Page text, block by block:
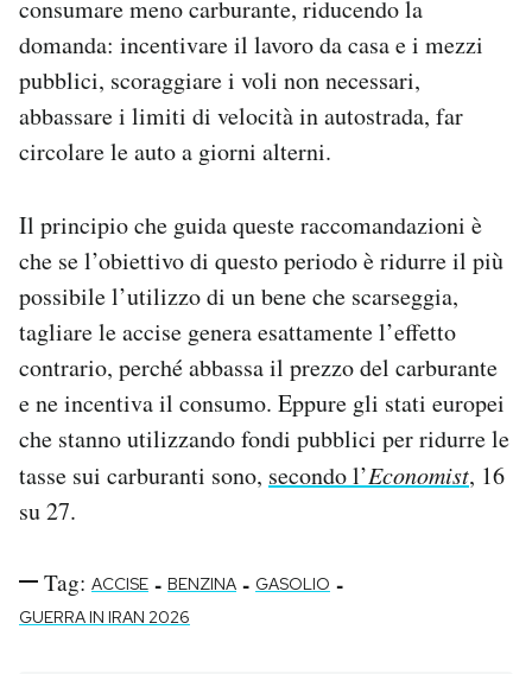
consumare meno carburante, riducendo la
domanda: incentivare il lavoro da casa e i mezzi
pubblici, scoraggiare i voli non necessari,
abbassare i limiti di velocità in autostrada, far
circolare le auto a giorni alterni.
Il principio che guida queste raccomandazioni è
che se l’obiettivo di questo periodo è ridurre il più
possibile l’utilizzo di un bene che scarseggia,
tagliare le accise genera esattamente l’effetto
contrario, perché abbassa il prezzo del carburante
e ne incentiva il consumo. Eppure gli stati europei
che stanno utilizzando fondi pubblici per ridurre le
tasse sui carburanti sono, secondo l’Economist, 16
su 27.
Tag: ACCISE - BENZINA - GASOLIO -
GUERRA IN IRAN 2026